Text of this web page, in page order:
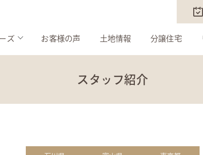
ズ お客様の声 土地情報 分譲住宅
スタッフ紹介